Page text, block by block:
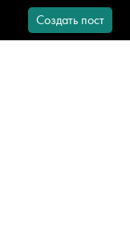
Создать пост